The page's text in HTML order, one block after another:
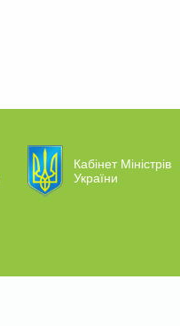
Кабінет Міністрів
України